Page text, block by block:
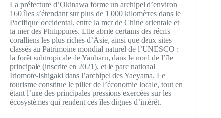
La préfecture d’Okinawa forme un archipel d’environ
160 îles s’étendant sur plus de 1 000 kilomètres dans le
Pacifique occidental, entre la mer de Chine orientale et
la mer des Philippines. Elle abrite certains des récifs
coralliens les plus riches d’Asie, ainsi que deux sites
classés au Patrimoine mondial naturel de l’UNESCO :
la forêt subtropicale de Yanbaru, dans le nord de l’île
principale (inscrite en 2021), et le parc national
Iriomote-Ishigaki dans l’archipel des Yaeyama. Le
tourisme constitue le pilier de l’économie locale, tout en
étant l’une des principales pressions exercées sur les
écosystèmes qui rendent ces îles dignes d’intérêt.